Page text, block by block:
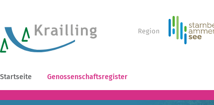
Startseite Genossenschaftsregister